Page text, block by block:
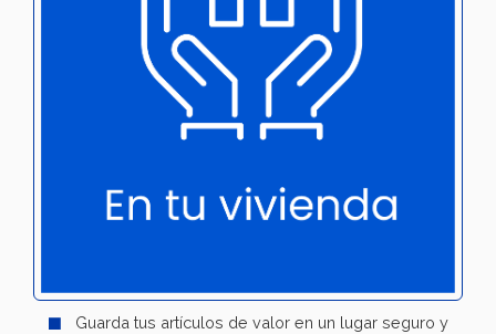
Guarda tus artículos de valor en un lugar seguro y